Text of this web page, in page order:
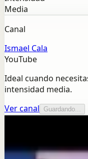
Media
Canal
Ismael Cala
YouTube
Ideal cuando
intensidad media.
Ver canal
Guardando...
Ismael Cala